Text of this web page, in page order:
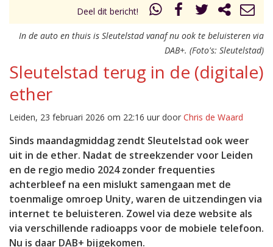
Deel dit bericht!
In de auto en thuis is Sleutelstad vanaf nu ook te beluisteren via
DAB+. (Foto's: Sleutelstad)
Sleutelstad terug in de (digitale)
ether
Leiden, 23 februari 2026 om 22:16 uur door Chris de Waard
Sinds maandagmiddag zendt Sleutelstad ook weer
uit in de ether. Nadat de streekzender voor Leiden
en de regio medio 2024 zonder frequenties
achterbleef na een mislukt samengaan met de
toenmalige omroep Unity, waren de uitzendingen via
internet te beluisteren. Zowel via deze website als
via verschillende radioapps voor de mobiele telefoon.
Nu is daar DAB+ bijgekomen.